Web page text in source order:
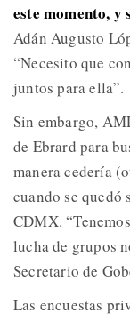
este momento, y
Adán Augusto
“Necesito que
juntos para ella”.
Sin embargo,
de Ebrard para
manera cedería
cuando se quedó
CDMX.
lucha de grupos
Secretario de
Las encuestas